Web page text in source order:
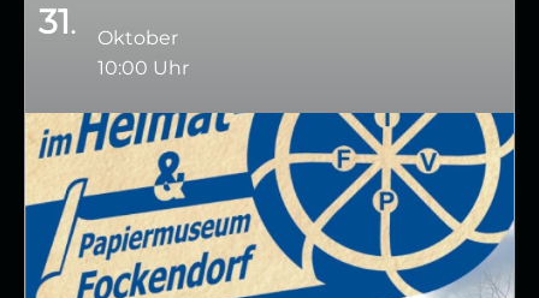
31
Oktober
10:00 Uhr